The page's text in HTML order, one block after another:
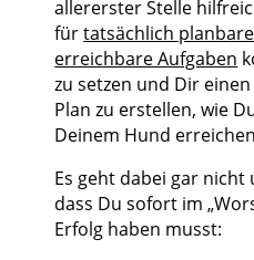
allererster Stelle
fürtatsächlich planbare
erreichbare Aufgaben
zu setzen und Dir
Plan zu erstellen, wie
Deinem Hund
Es geht dabei gar
dass Du sofort im
Erfolg haben musst: